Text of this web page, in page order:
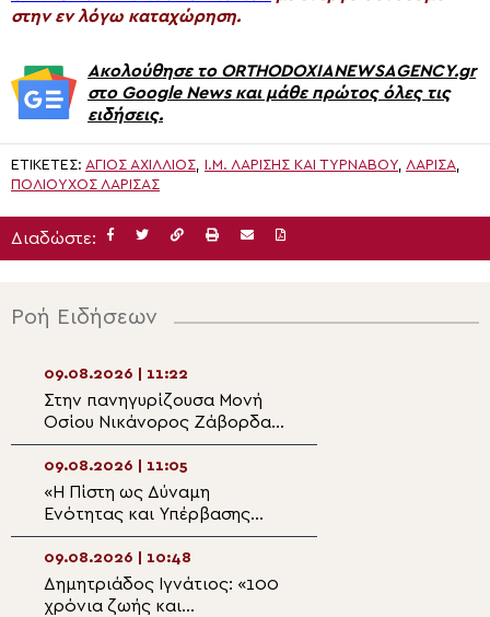
στην εν λόγω καταχώρηση.
Ακολούθησε το ORTHODOXIANEWSAGENCY.gr
στο Google News και μάθε πρώτος όλες τις
ειδήσεις.
ΕΤΙΚΈΤΕΣ: ΆΓΙΟΣ ΑΧΊΛΛΙΟΣ Ι.Μ. ΛΑΡΊΣΗΣ ΚΑΙ ΤΥΡΝΆΒΟΥ ΛΆΡΙΣΑ
ΠΟΛΙΟΎΧΟΣ ΛΆΡΙΣΑΣ
Διαδώστε:
Ροή Ειδήσεων
09.08.2026 | 11:22
Στην πανηγυρίζουσα Μονή
Οσίου Νικάνορος Ζάβορδας
το Σωματείο Ιεροψαλτών
Τρικάλων
09.08.2026 | 11:05
«Η Πίστη ως Δύναμη
Ενότητας και Υπέρβασης
των Παγκόσμιων Κρίσεων»
-Του Μητροπολίτη
Ζιμπάμπουε
09.08.2026 | 10:48
Δημητριάδος Ιγνάτιος: «100
χρόνια ζωής και